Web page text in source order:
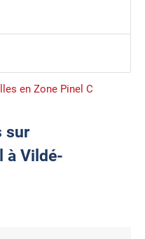
en Zone Pinel C
sur
à Vildé-